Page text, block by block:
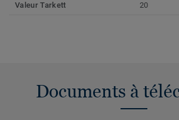
Valeur Tarkett 20
Documents à